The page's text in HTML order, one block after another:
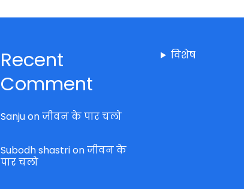
Recent
Comment
Sanjuonजीवन के पार चलो
Subodh shastrionजीवन के
पार चलो
विशेष